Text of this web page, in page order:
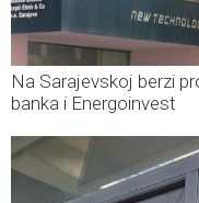
Na Sarajevskoj berzi
banka i Energoinvest